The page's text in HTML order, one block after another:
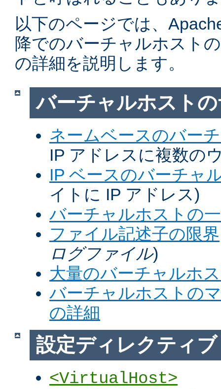
以下のページでは、
降でのバーチャルホスト
の詳細を説明します。
バーチャルホスト
ネームベースのバー
IP アドレスに複数の
IP ベースのバーチャ
イトに IP アドレス)
バーチャルホストの
ファイル記述子の限界
ログファイル)
大量のバーチャルホ
バーチャルホストの
の詳細
設定ディレクティブ
<VirtualHost>